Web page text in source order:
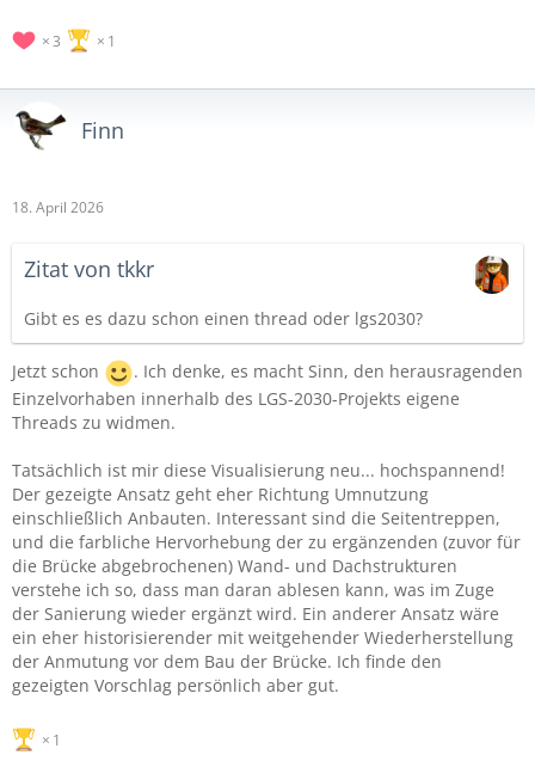
3 1
Finn
18. April 2026
Zitat von tkkr
Gibt es es dazu schon einen thread oder lgs2030?
Jetzt schon
. Ich denke, es macht Sinn, den herausragenden
Einzelvorhaben innerhalb des LGS-2030-Projekts eigene
Threads zu widmen.
Tatsächlich ist mir diese Visualisierung neu... hochspannend!
Der gezeigte Ansatz geht eher Richtung Umnutzung
einschließlich Anbauten. Interessant sind die Seitentreppen,
und die farbliche Hervorhebung der zu ergänzenden (zuvor für
die Brücke abgebrochenen) Wand- und Dachstrukturen
verstehe ich so, dass man daran ablesen kann, was im Zuge
der Sanierung wieder ergänzt wird. Ein anderer Ansatz wäre
ein eher historisierender mit weitgehender Wiederherstellung
der Anmutung vor dem Bau der Brücke. Ich finde den
gezeigten Vorschlag persönlich aber gut.
1